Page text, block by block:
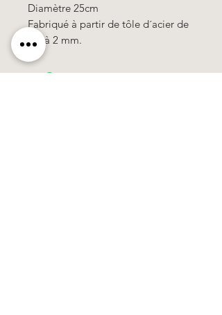
Diamètre 25cm
Fabriqué à partir de tôle d´acier de
1,5 à 2 mm.